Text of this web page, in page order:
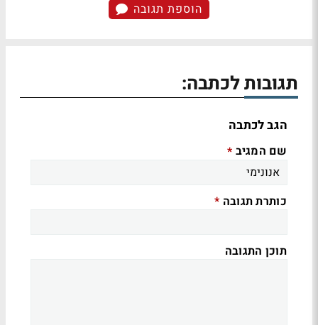
הוספת תגובה
תגובות לכתבה:
הגב לכתבה
שם המגיב *
כותרת תגובה *
תוכן התגובה